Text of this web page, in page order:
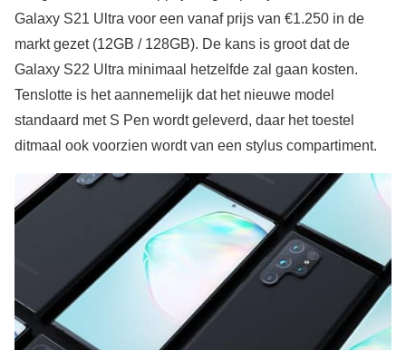
Galaxy S21 Ultra voor een vanaf prijs van €1.250 in de
markt gezet (12GB / 128GB). De kans is groot dat de
Galaxy S22 Ultra minimaal hetzelfde zal gaan kosten.
Tenslotte is het aannemelijk dat het nieuwe model
standaard met S Pen wordt geleverd, daar het toestel
ditmaal ook voorzien wordt van een stylus compartiment.